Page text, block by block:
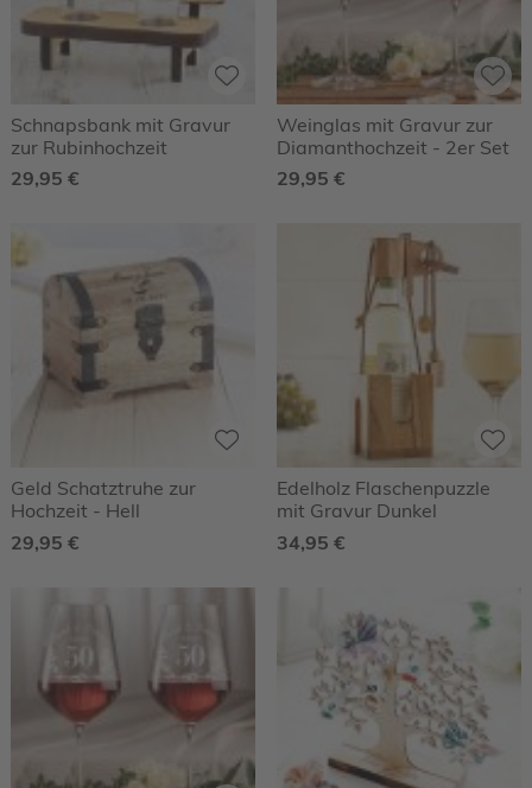
Schnapsbank mit Gravur
zur Rubinhochzeit
29,95 €
Weinglas mit Gravur zur
Diamanthochzeit - 2er Set
29,95 €
Geld Schatztruhe zur
Hochzeit - Hell
29,95 €
Edelholz Flaschenpuzzle
mit Gravur Dunkel
34,95 €